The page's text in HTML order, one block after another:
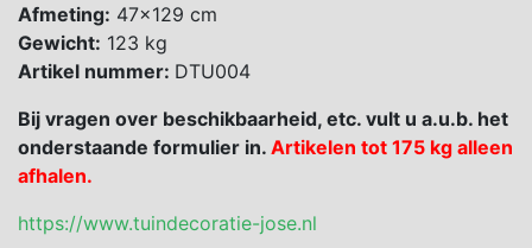
Afmeting: 47×129 cm
Gewicht: 123 kg
Artikel nummer: DTU004
Bij vragen over beschikbaarheid, etc. vult u a.u.b. het
onderstaande formulier in. Artikelen tot 175 kg alleen
afhalen.
https://www.tuindecoratie-jose.nl